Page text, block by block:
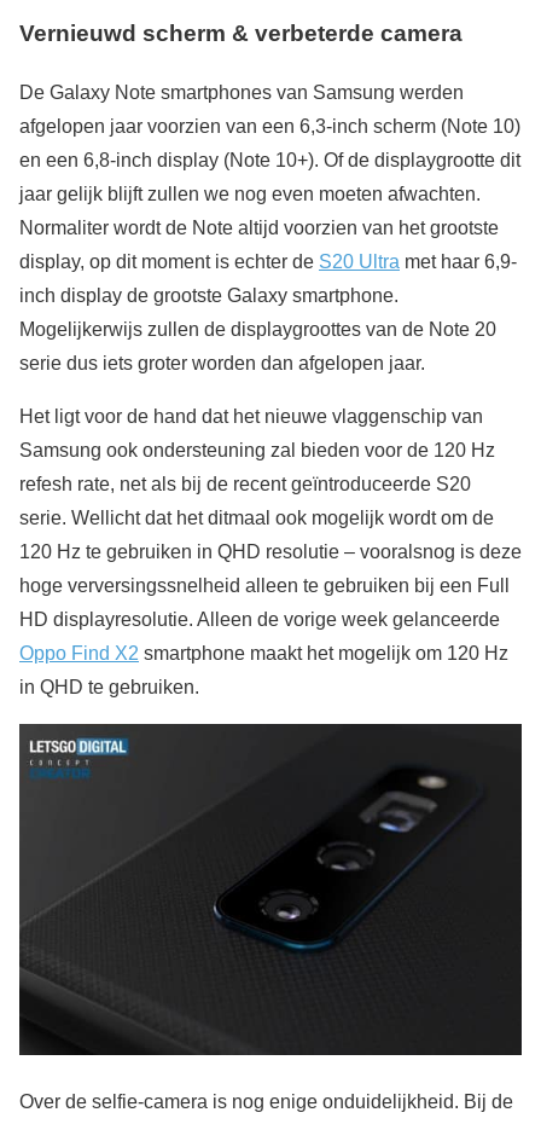
Vernieuwd scherm & verbeterde camera
De Galaxy Note smartphones van Samsung werden
afgelopen jaar voorzien van een 6,3-inch scherm (Note 10)
en een 6,8-inch display (Note 10+). Of de displaygrootte dit
jaar gelijk blijft zullen we nog even moeten afwachten.
Normaliter wordt de Note altijd voorzien van het grootste
display, op dit moment is echter de S20 Ultra met haar 6,9-
inch display de grootste Galaxy smartphone.
Mogelijkerwijs zullen de displaygroottes van de Note 20
serie dus iets groter worden dan afgelopen jaar.
Het ligt voor de hand dat het nieuwe vlaggenschip van
Samsung ook ondersteuning zal bieden voor de 120 Hz
refesh rate, net als bij de recent geïntroduceerde S20
serie. Wellicht dat het ditmaal ook mogelijk wordt om de
120 Hz te gebruiken in QHD resolutie – vooralsnog is deze
hoge verversingssnelheid alleen te gebruiken bij een Full
HD displayresolutie. Alleen de vorige week gelanceerde
Oppo Find X2 smartphone maakt het mogelijk om 120 Hz
in QHD te gebruiken.
Over de selfie-camera is nog enige onduidelijkheid. Bij de